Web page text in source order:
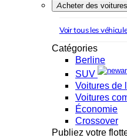
Acheter des
Voir tous les
Catégories
Berline
SUV
Voitures de
Voitures
Économie
Crossover
Publiez votre